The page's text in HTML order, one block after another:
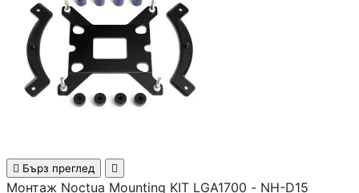
 Бърз преглед 
Монтаж Noctua Mounting KIT LGA1700 - NH-D15